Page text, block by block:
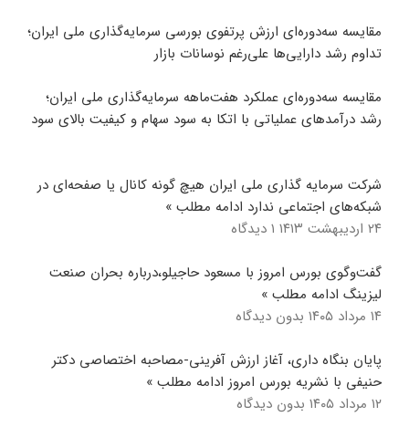
مقایسه سه‌دوره‌ای ارزش پرتفوی بورسی سرمایه‌گذاری ملی ایران؛
تداوم رشد دارایی‌ها علی‌رغم نوسانات بازار
مقایسه سه‌دوره‌ای عملکرد هفت‌ماهه سرمایه‌گذاری ملی ایران؛
رشد درآمدهای عملیاتی با اتکا به سود سهام و کیفیت بالای سود
شرکت سرمایه گذاری ملی ایران هیچ گونه کانال یا صفحه‌ای در
شبکه‌های اجتماعی ندارد ادامه مطلب »
۲۴ اردیبهشت ۱۴۱۳
۱ دیدگاه
گفت‌وگوی بورس امروز با مسعود حاجیلو،درباره بحران صنعت
لیزینگ ادامه مطلب »
۱۴ مرداد ۱۴۰۵
بدون دیدگاه
پایان بنگاه داری، آغاز ارزش آفرینی-مصاحبه اختصاصی دکتر
حنیفی با نشریه بورس امروز ادامه مطلب »
۱۲ مرداد ۱۴۰۵
بدون دیدگاه